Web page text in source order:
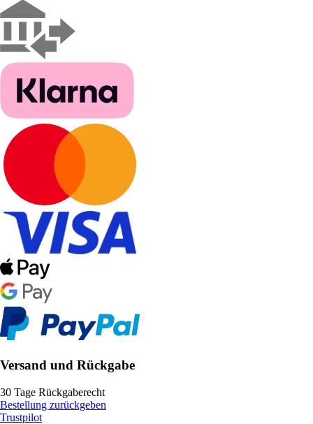
Versand und Rückgabe
30 Tage Rückgaberecht
Bestellung zurückgeben
Trustpilot